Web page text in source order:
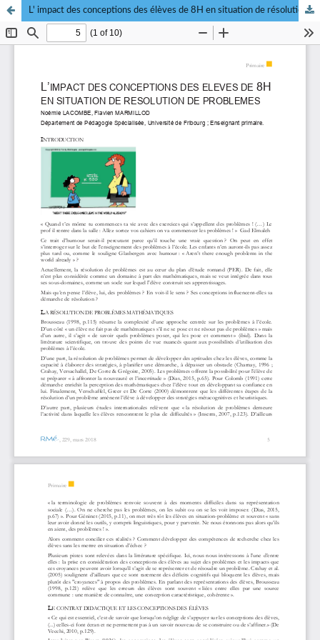
L' impact des conceptions des élèves de 8H en situation de résolution de problèmes